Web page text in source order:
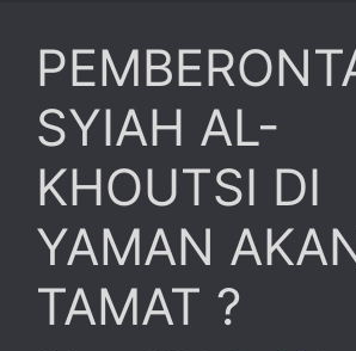
SYIAH AL-
KHOUTSI DI
YAMAN
TAMAT ?